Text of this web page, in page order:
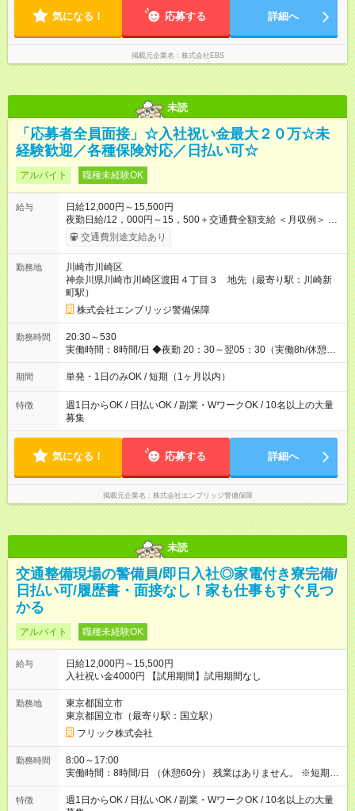
気になる！ 応募する 詳細へ
掲載元企業名 株式会社EBS
未読
「応募者全員面接」☆入社祝い金最大２０万☆未
経験歓迎／各種保険対応／日払い可☆
アルバイト 職種未経験OK
給与
日給12,000円～15,500円
夜勤日給/12，000円～15，500＋交通費全額支給 ＜月収例＞ 日
給12，000円×22日間＝264，000円 ◆スタートダッシュに 入社
祝金最大200，000円を支給！ 研修手当(法定研修20時間)：24，
「全額」支給 公共交通機関を利用の履歴を提出で、交通費全額
支給！ 自動車通勤・バイク通勤もOK ※規程あり ◆日当保証 た
とえ仕事が1時間で終わっても 日当は全額お支払いします！ 業
者さんと協力し合って、早く仕事を終えるほど、お得……！ ◆
その他 資格応援手当・隊長手当等 アルバイトから社員雇用ま
でのキャリアアップを楽しめるスキームをご用意しております☆
【試用期間】試用期間なし
交通費別途支給あり
勤務地
川崎市川崎区
神奈川県川崎市川崎区渡田４丁目３ 地先（最寄り駅：川崎新
町駅）
株式会社エンブリッジ警備保障
勤務時間
20:30～530
実働時間：8時間/日 ◆夜勤 20：30～翌05：30（実働8h/休憩
1h） ※勤務地により勤務時間は多少変動あり ◆希望のシフトで
働ける！ 希望の勤務日数がありましたらご相談下さい。 週1
期間 単発・1日のみOK / 短期（1ヶ月以内）
特徴
週1日からOK / 日払いOK / 副業・WワークOK / 10名以上の大量
募集
気になる！ 応募する 詳細へ
掲載元企業名 株式会社エンブリッジ警備保障
未読
交通整備現場の警備員/即日入社◎家電付き寮完備/
日払い可/履歴書・面接なし！家も仕事もすぐ見つ
かる
アルバイト 職種未経験OK
給与
日給12,000円～15,500円
入社祝い金4000円 【試用期間】試用期間なし
勤務地
東京都国立市
東京都国立市（最寄り駅：国立駅）
フリック株式会社
勤務時間
8:00～17:00
実働時間：8時間/日 （休憩60分） 残業はありません。 ※短期の
募集は行っておりません。予めご了承くださいませ。
特徴
週1日からOK / 日払いOK / 副業・WワークOK / 10名以上の大量